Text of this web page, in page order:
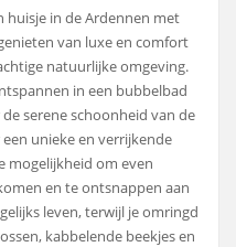
huisje in de Ardennen met
van luxe en comfort
natuurlijke omgeving.
in een bubbelbad
serene schoonheid van de
unieke en verrijkende
mogelijkheid om even
en te ontsnappen aan
leven, terwijl je omringd
kabbelende beekjes en